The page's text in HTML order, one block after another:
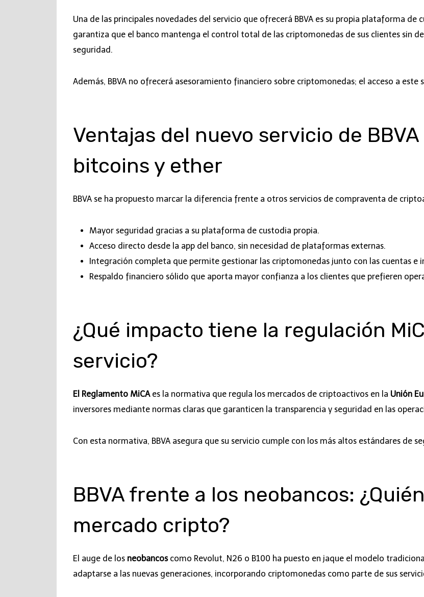
Una de las principales novedades del servicio que ofrecerá BBVA es su propia plataforma
garantiza que el banco mantenga el control total de las criptomonedas de sus clientes sin
seguridad.
Además, BBVA no ofrecerá asesoramiento financiero sobre criptomonedas; el acceso a
Ventajas del nuevo servicio de
bitcoins y ether
BBVA se ha propuesto marcar la diferencia frente a otros servicios de compraventa de
Mayor seguridad gracias a su plataforma de custodia propia.
Acceso directo desde la app del banco, sin necesidad de plataformas externas.
Integración completa que permite gestionar las criptomonedas junto con las cuentas e
Respaldo financiero sólido que aporta mayor confianza a los clientes que prefieren
¿Qué impacto tiene la regulación
servicio?
El Reglamento MiCAes la normativa que regula los mercados de criptoactivos en la Unión
inversores mediante normas claras que garanticen la transparencia y seguridad en las
Con esta normativa, BBVA asegura que su servicio cumple con los más altos estándares de
BBVA frente a los neobancos:
mercado cripto?
El auge de los neobancoscomo Revolut, N26 o B100 ha puesto en jaque el modelo
adaptarse a las nuevas generaciones, incorporando criptomonedas como parte de sus